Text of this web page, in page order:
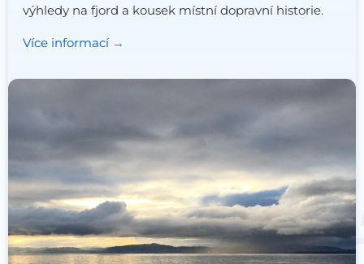
výhledy na fjord a kousek místní dopravní historie.
Více informací